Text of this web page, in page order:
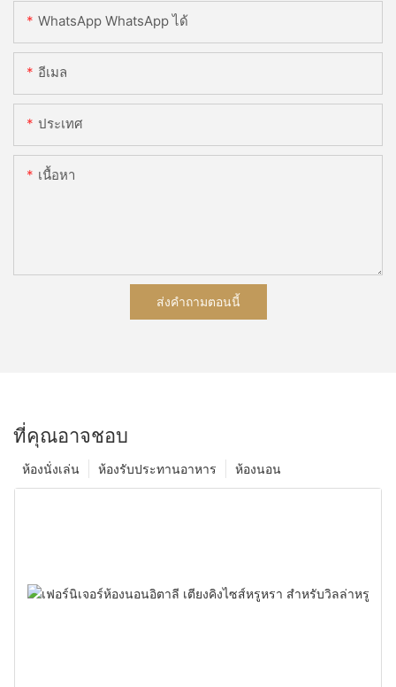
WhatsApp WhatsApp ได้
อีเมล
ประเทศ
เนื้อหา
ส่งคำถามตอนนี้
ที่คุณอาจชอบ
ห้องนอน
ห้องรับประทานอาหาร
ห้องนั่งเล่น